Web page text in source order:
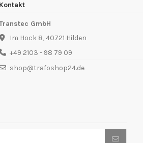
Kontakt
GmbH
Im Hock 8, 40721 Hilden
+49 2103 - 98 79 09
shop@trafoshop24.de